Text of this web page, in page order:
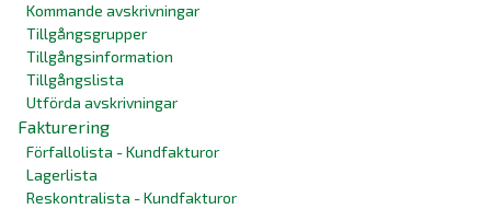
Kommande avskrivningar
Tillgångsgrupper
Tillgångsinformation
Tillgångslista
Utförda avskrivningar
Fakturering
Förfallolista - Kundfakturor
Lagerlista
Reskontralista - Kundfakturor